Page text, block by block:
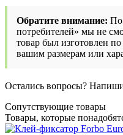
Обратите внимание: По
потребителей» мы не
товар был изготовлен
вашим размерам или
Остались вопросы?
Сопутствующие товары
Товары, которые